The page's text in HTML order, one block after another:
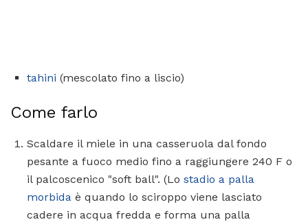
tahini (mescolato fino a liscio)
Come farlo
Scaldare il miele in una casseruola dal fondo
pesante a fuoco medio fino a raggiungere 240 F o
il palcoscenico "soft ball". (Lo stadio a palla
morbida è quando lo sciroppo viene lasciato
cadere in acqua fredda e forma una palla